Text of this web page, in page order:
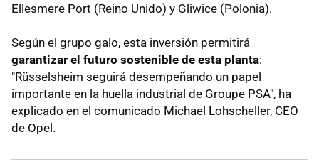
Ellesmere Port (Reino Unido) y Gliwice (Polonia).
Según el grupo galo, esta inversión permitirá
garantizar el futuro sostenible de esta planta:
"Rüsselsheim seguirá desempeñando un papel
importante en la huella industrial de Groupe PSA", ha
explicado en el comunicado Michael Lohscheller, CEO
de Opel.